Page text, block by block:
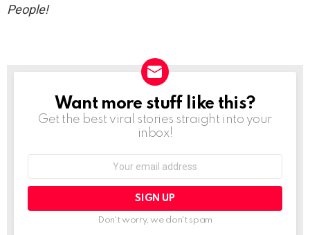
People!
NEWSLETTER
Want more stuff like this?
Get the best viral stories straight into your
inbox!
Don't worry, we don't spam